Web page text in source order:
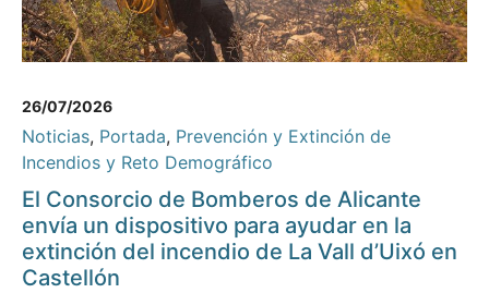
26/07/2026
Noticias, Portada, Prevención y Extinción de
Incendios y Reto Demográfico
El Consorcio de Bomberos de Alicante
envía un dispositivo para ayudar en la
extinción del incendio de La Vall d’Uixó en
Castellón